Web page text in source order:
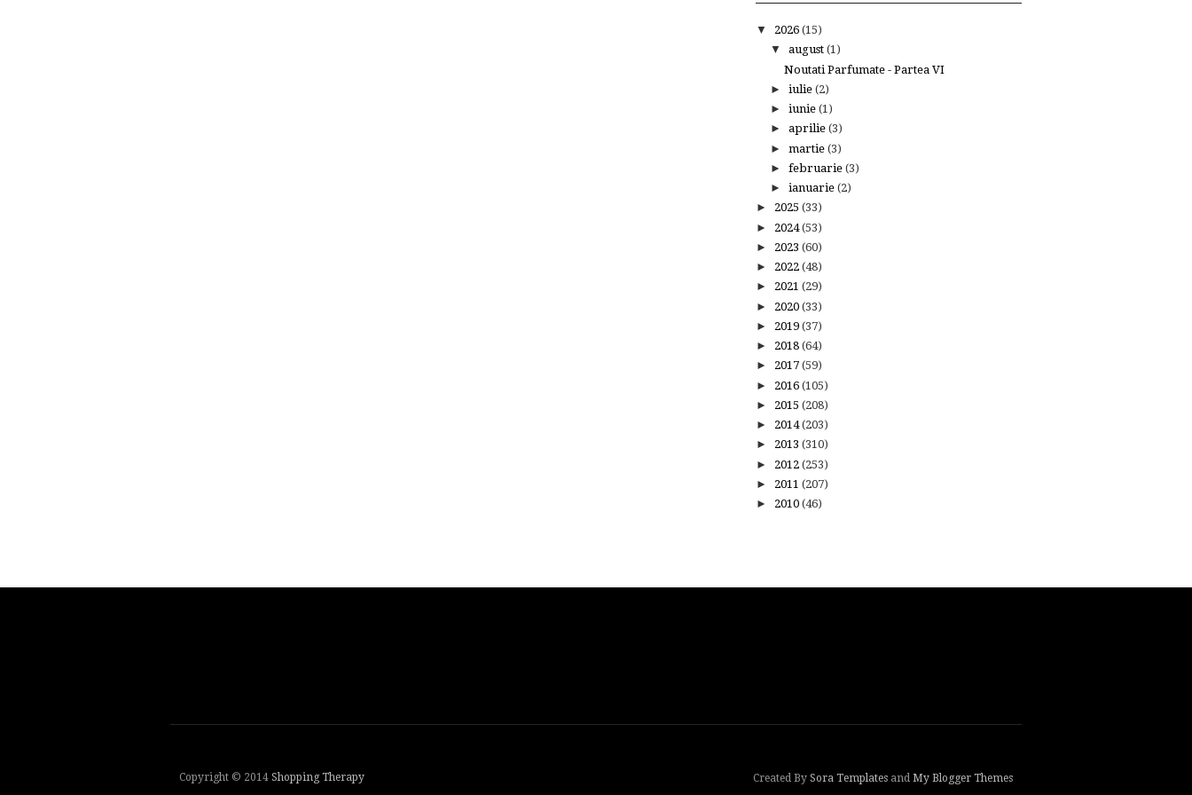
▼ 2026 (15)
▼ august (1)
Noutati Parfumate - Partea VI
► iulie (2)
► iunie (1)
► aprilie (3)
► martie (3)
► februarie (3)
► ianuarie (2)
► 2025 (33)
► 2024(53)
► 2023 (60)
► 2022 (48)
► 2021 (29)
► 2020 (33)
► 2019 (37)
► 2018 (64)
► 2017 (59)
► 2016 (105)
► 2015 (208)
► 2014(203)
► 2013 (310)
► 2012 (253)
► 2011 (207)
► 2010 (46)
Copyright © 2014 Shopping Therapy Created By Sora Templates and My Blogger Themes